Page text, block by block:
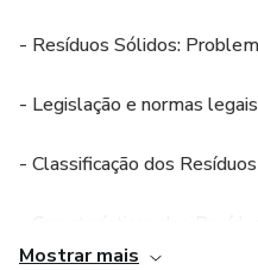
- Resíduos Sólidos:
- Legislação e normas
- Classificação dos
Mostrar mais